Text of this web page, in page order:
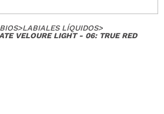
>LABIALES LÍQUIDOS>
VELOURE LIGHT - 06: TRUE RED